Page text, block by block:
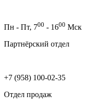
Пн - Пт, 700 - 1600 Мск
Партнёрский отдел
+7 (958) 100-02-35
Отдел продаж